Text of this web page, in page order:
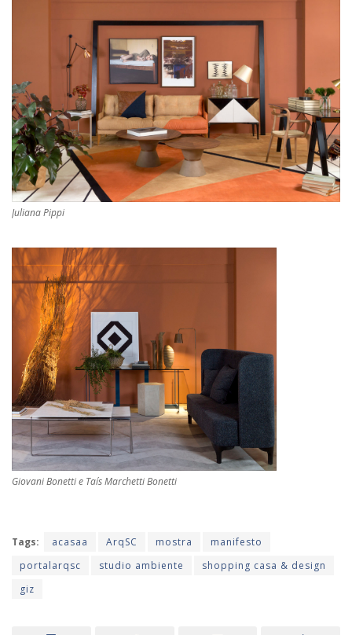
Juliana Pippi
Giovani Bonetti e Taís Marchetti Bonetti
Tags: acasaa ArqSC mostra
manifesto
portalarqsc
studio ambiente
shopping casa & design
giz